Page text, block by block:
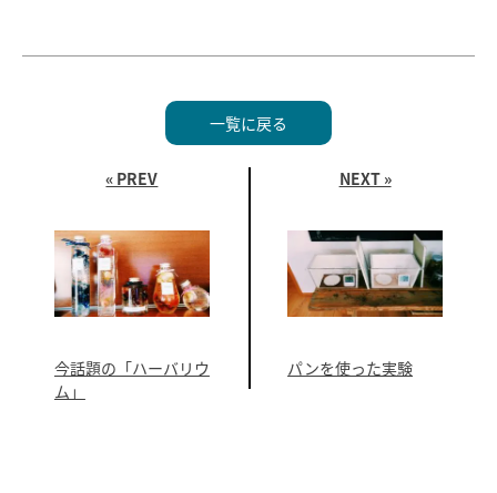
« PREV
今話題の「ハーバリウ
ム」
一覧に戻る
NEXT »
パンを使った実験